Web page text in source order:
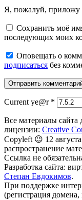
Я, пожалуй, приложу
Сохранить моё
последующих моих
Оповещать о
подписаться без
Current ye@r *
Все материалы
лицензии: Creative
Copyleft 😉 12
распространение
Ссылка не
Разработка сайта:
Степан Евдокимов.
При поддержке
(регистрация